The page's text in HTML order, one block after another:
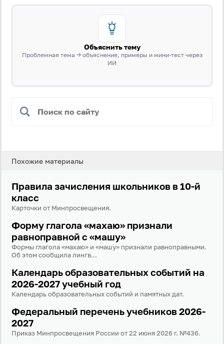
Забыли пароль?
данныхна условиях и для целей, определённых в
политике в отношении обработки персональных
данных, а также принимаюПользовательское
соглашение.
Объяснить тему
Проблемная тема → объяснение, примеры и мини-тест через
ИИ
Похожие материалы
Правила зачисления школьников в 10-й
класс
Карточки от Минпросвещения.
Форму глагола «махаю» признали
равноправной с «машу»
Формы глагола «махаю» и «машу» признали равноправными.
Об этом сообщила лингв...
Календарь образовательных событий на
2026-2027 учебный год
Календарь образовательных событий и памятных дат.
Федеральный перечень учебников 2026-
2027
Приказ Минпросвещения России от 22 июня 2026 г. №436.